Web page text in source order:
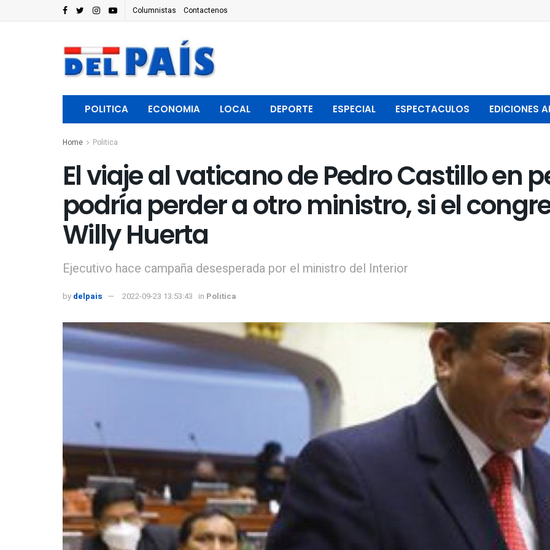
Columnistas Contactenos
POLITICA ECONOMIA LOCAL DEPORTE ESPECIAL ESPECTACULOS EDICIONES
Home Politica
El viaje al vaticano de Pedro Castillo en
podría perder a otro ministro, si el
Willy Huerta
Ejecutivo hace campaña desesperada por el ministro del Interior
by delpais 2022-09-23 13:53:43 in Politica